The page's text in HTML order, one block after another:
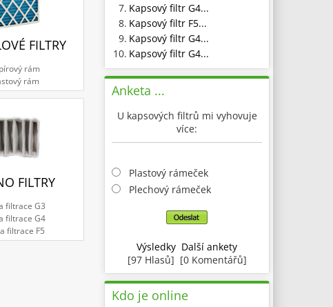
FILTRY
rám
rám
FILTRY
filtrace G3
filtrace G4
filtrace F5
7. Kapsový filtr G4...
8. Kapsový filtr F5...
9. Kapsový filtr G4...
10. Kapsový filtr G4...
Anketa ...
U kapsových filtrů mi vyhovuje
více:
Plastový rámeček
Plechový rámeček
Výsledky Další ankety
[97 Hlasů] [0 Komentářů]
Kdo je online